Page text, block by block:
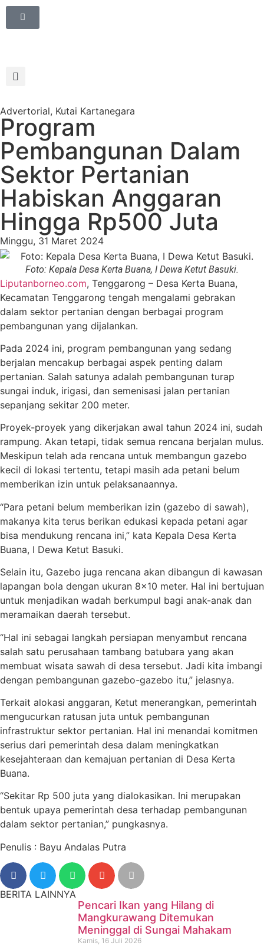
Advertorial, Kutai Kartanegara
Program
Pembangunan Dalam
Sektor Pertanian
Habiskan Anggaran
Hingga Rp500 Juta
Minggu, 31 Maret 2024
Foto: Kepala Desa Kerta Buana, I Dewa Ketut Basuki.
Liputanborneo.com, Tenggarong – Desa Kerta Buana,
Kecamatan Tenggarong tengah mengalami gebrakan
dalam sektor pertanian dengan berbagai program
pembangunan yang dijalankan.
Pada 2024 ini, program pembangunan yang sedang
berjalan mencakup berbagai aspek penting dalam
pertanian. Salah satunya adalah pembangunan turap
sungai induk, irigasi, dan semenisasi jalan pertanian
sepanjang sekitar 200 meter.
Proyek-proyek yang dikerjakan awal tahun 2024 ini, sudah
rampung. Akan tetapi, tidak semua rencana berjalan mulus.
Meskipun telah ada rencana untuk membangun gazebo
kecil di lokasi tertentu, tetapi masih ada petani belum
memberikan izin untuk pelaksanaannya.
“Para petani belum memberikan izin (gazebo di sawah),
makanya kita terus berikan edukasi kepada petani agar
bisa mendukung rencana ini,” kata Kepala Desa Kerta
Buana, I Dewa Ketut Basuki.
Selain itu, Gazebo juga rencana akan dibangun di kawasan
lapangan bola dengan ukuran 8×10 meter. Hal ini bertujuan
untuk menjadikan wadah berkumpul bagi anak-anak dan
meramaikan daerah tersebut.
“Hal ini sebagai langkah persiapan menyambut rencana
salah satu perusahaan tambang batubara yang akan
membuat wisata sawah di desa tersebut. Jadi kita imbangi
dengan pembangunan gazebo-gazebo itu,” jelasnya.
Terkait alokasi anggaran, Ketut menerangkan, pemerintah
mengucurkan ratusan juta untuk pembangunan
infrastruktur sektor pertanian. Hal ini menandai komitmen
serius dari pemerintah desa dalam meningkatkan
kesejahteraan dan kemajuan pertanian di Desa Kerta
Buana.
“Sekitar Rp 500 juta yang dialokasikan. Ini merupakan
bentuk upaya pemerintah desa terhadap pembangunan
dalam sektor pertanian,” pungkasnya.
Penulis : Bayu Andalas Putra
BERITA LAINNYA
Pencari Ikan yang Hilang di
Mangkurawang Ditemukan
Meninggal di Sungai Mahakam
Kamis, 16 Juli 2026